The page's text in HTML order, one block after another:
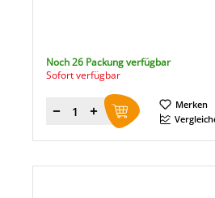
Noch 26 Packung verfügbar
Sofort verfügbar
Menge
Merken